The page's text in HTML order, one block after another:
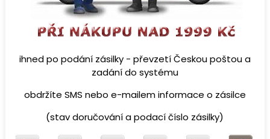
ihned po podání zásilky - převzetí Českou poštou a
zadání do systému
obdržíte SMS nebo e-mailem informace o zásilce
(stav doručování a podací číslo zásilky)